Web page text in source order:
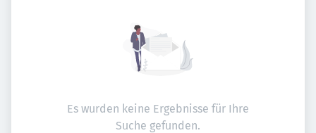
Es wurden keine Ergebnisse für Ihre
Suche gefunden.